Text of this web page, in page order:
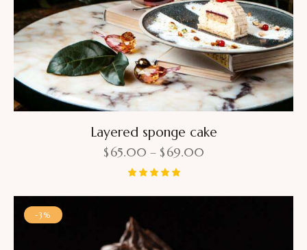
Layered sponge cake
$65.00 – $69.00
mit
-3%